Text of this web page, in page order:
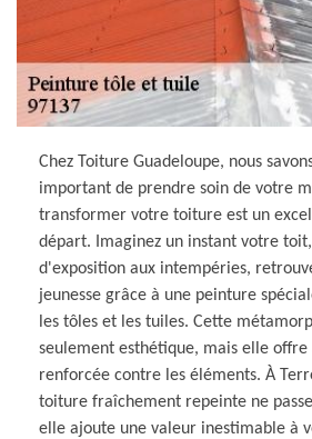
Chez Toiture Guadeloupe, nous
important de prendre soin de votre
transformer votre toiture est un
départ. Imaginez un instant votre
d'exposition aux intempéries,
jeunesse grâce à une peinture
les tôles et les tuiles. Cette
seulement esthétique, mais elle
renforcée contre les éléments. À
toiture fraîchement repeinte ne
elle ajoute une valeur inestimable à